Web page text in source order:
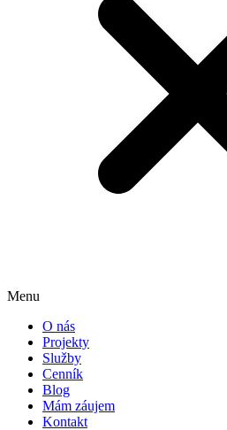
Menu
O nás
Projekty
Služby
Cenník
Blog
Mám záujem
Kontakt